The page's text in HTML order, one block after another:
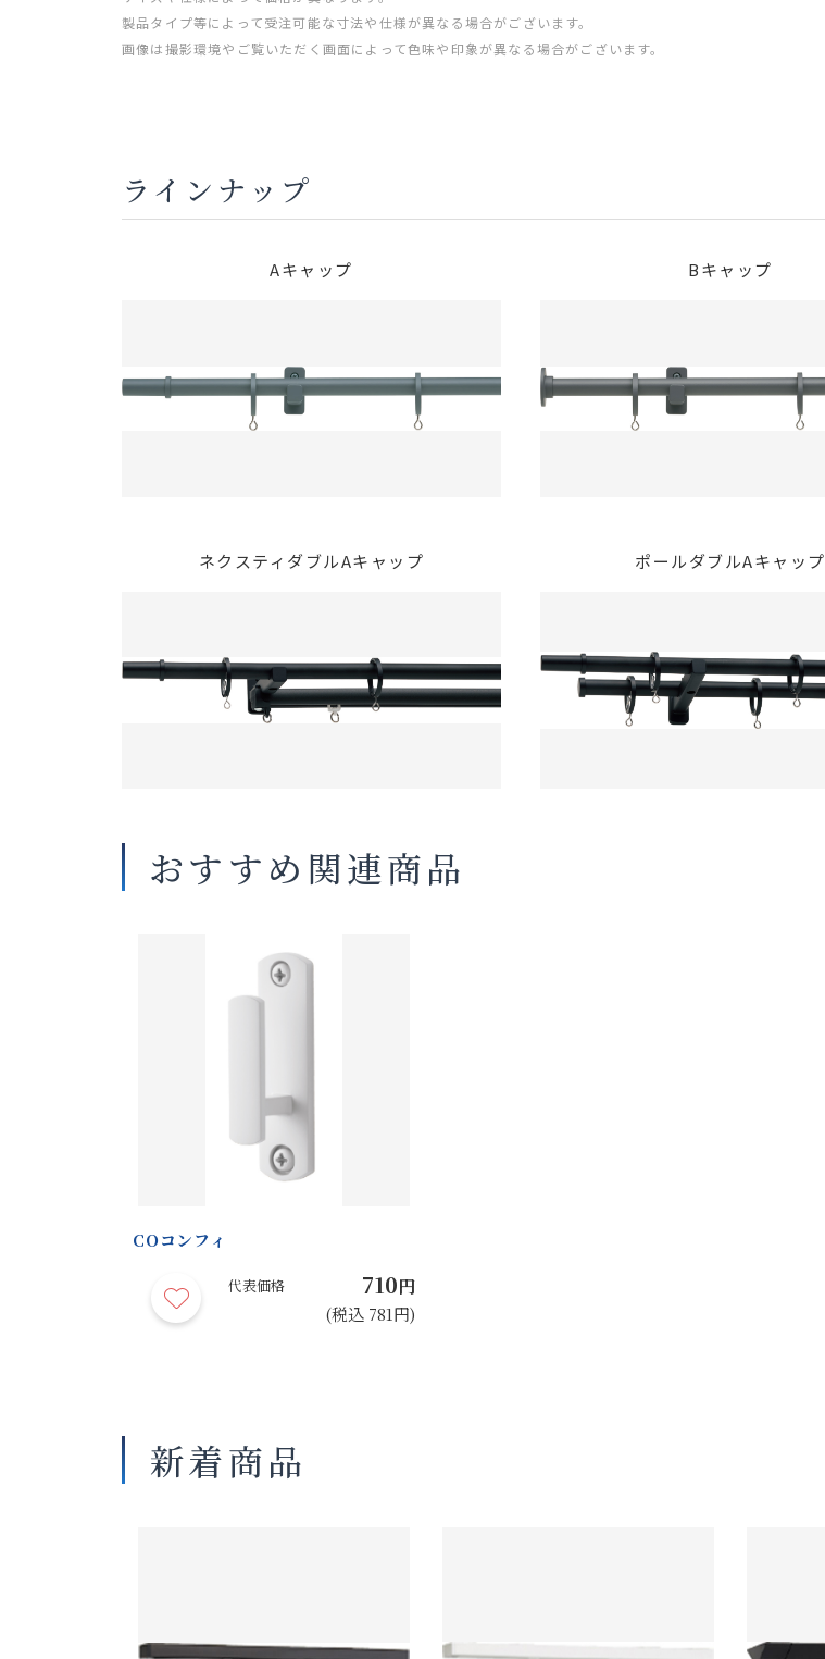
製品タイプ等によって受注可能な寸法や仕様が異なる場合がございます。
画像は撮影環境やご覧いただく画面によって色味や印象が異なる場合がございます。
ラインナップ
Aキャップ Bキャップ
ネクスティダブルAキャップ ポールダブルAキャップ
おすすめ関連商品
COコンフィ
代表価格 710円
(税込 781円)
新着商品